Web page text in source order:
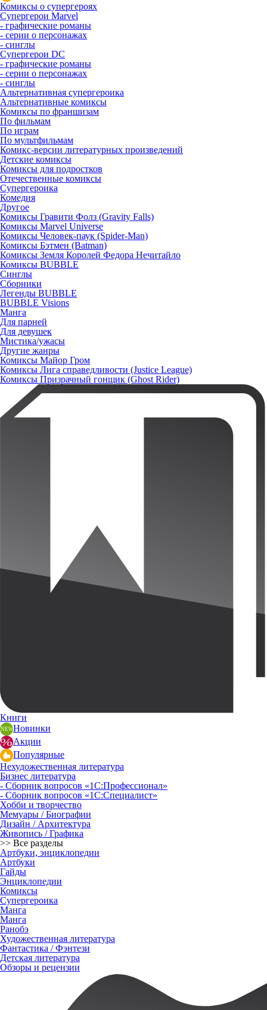
Комиксы о супергероях
Супергерои Marvel
- графические романы
- серии о персонажах
- синглы
Супергерои DC
- графические романы
- серии о персонажах
- синглы
Альтернативная супергероика
Альтернативные комиксы
Комиксы по франшизам
По фильмам
По играм
По мультфильмам
Комикс-версии литературных произведений
Детские комиксы
Комиксы для подростков
Отечественные комиксы
Супергероика
Комедия
Другое
Комиксы Гравити Фолз (Gravity Falls)
Комиксы Marvel Universe
Комиксы Человек-паук (Spider-Man)
Комиксы Бэтмен (Batman)
Комиксы Земля Королей Федора Нечитайло
Комиксы BUBBLE
Синглы
Сборники
Легенды BUBBLE
BUBBLE Visions
Манга
Для парней
Для девушек
Мистика/ужасы
Другие жанры
Комиксы Майор Гром
Комиксы Лига справедливости (Justice League)
Комиксы Призрачный гонщик (Ghost Rider)
Книги
Новинки
Акции
Популярные
Нехудожественная литература
Бизнес литература
- Сборник вопросов «1С:Профессионал»
- Сборник вопросов «1С:Специалист»
Хобби и творчество
Мемуары / Биографии
Дизайн / Архитектура
Живопись / Графика
>> Все разделы
Артбуки, энциклопедии
Артбуки
Гайды
Энциклопедии
Комиксы
Супергероика
Манга
Манга
Ранобэ
Художественная литература
Фантастика / Фэнтези
Детская литература
Обзоры и рецензии